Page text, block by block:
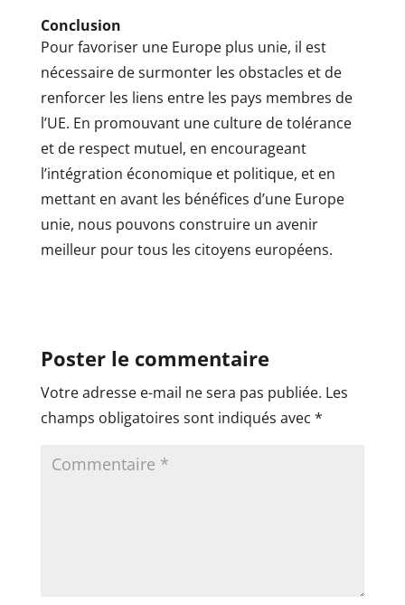
Conclusion
Pour favoriser une Europe plus unie, il est
nécessaire de surmonter les obstacles et de
renforcer les liens entre les pays membres de
l’UE. En promouvant une culture de tolérance
et de respect mutuel, en encourageant
l’intégration économique et politique, et en
mettant en avant les bénéfices d’une Europe
unie, nous pouvons construire un avenir
meilleur pour tous les citoyens européens.
Poster le commentaire
Votre adresse e-mail ne sera pas publiée. Les
champs obligatoires sont indiqués avec *